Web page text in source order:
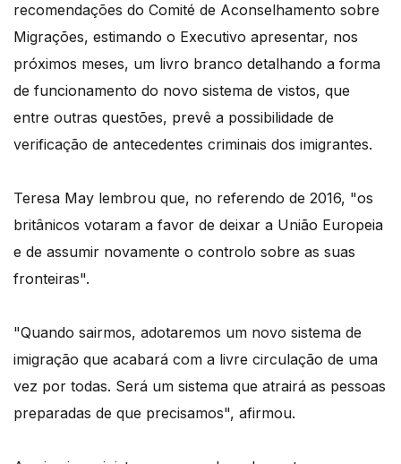
recomendações do Comité de Aconselhamento sobre
Migrações, estimando o Executivo apresentar, nos
próximos meses, um livro branco detalhando a forma
de funcionamento do novo sistema de vistos, que
entre outras questões, prevê a possibilidade de
verificação de antecedentes criminais dos imigrantes.
Teresa May lembrou que, no referendo de 2016, "os
britânicos votaram a favor de deixar a União Europeia
e de assumir novamente o controlo sobre as suas
fronteiras".
"Quando sairmos, adotaremos um novo sistema de
imigração que acabará com a livre circulação de uma
vez por todas. Será um sistema que atrairá as pessoas
preparadas de que precisamos", afirmou.